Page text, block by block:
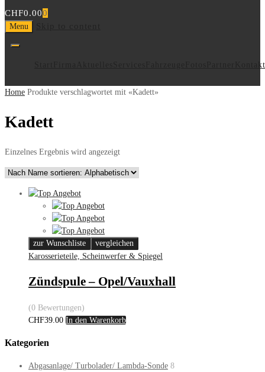
CHF0.000
Menu
Kontakt
Home Produkte verschlagwortet mit «Kadett»
Kadett
Einzelnes Ergebnis wird angezeigt
zur Wunschliste
vergleichen
Karosserieteile, Scheinwerfer & Spiegel
Zündspule – Opel/Vauxhall
(0 Bewertungen)
CHF39.00 In den Warenkorb
Kategorien
Abgasanlage/ Turbolader/ Lambda-Sonde 8